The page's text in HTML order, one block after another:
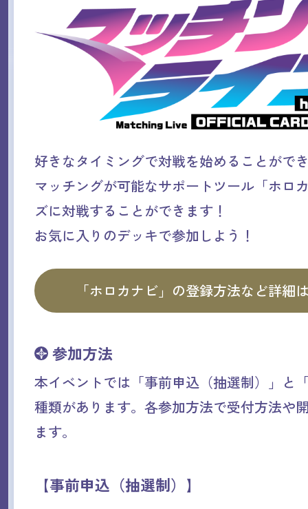
好きなタイミングで対戦を始めることがで
マッチングが可能なサポートツール「ホロ
ズに対戦することができます！
お気に入りのデッキで参加しよう！
「ホロカナビ」の登録方法など詳細
参加方法
本イベントでは「事前申込（抽選制）」と
種類があります。各参加方法で受付方法や
ます。
【事前申込（抽選制）】